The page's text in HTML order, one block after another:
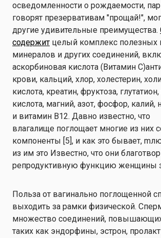
осведомленности о рождаемости,
говорят презервативам "прощай!",
другие удивительные преимущества.
содержит целый комплекс полезных
минералов и других соединений,
аскорбиновая кислота (Витамин C)
крови, кальций, хлор, холестерин,
кислота, креатин, фруктоза,
кислота, магний, азот, фосфор, калий,
и витамин B12. Давно известно, что
влагалище поглощает многие из них
компоненты [5], и как это бывает, m
из им это Известно, что они
репродуктивную функцию женщины
Польза от вагинально поглощенной
выходить за рамки физической.
множество соединений,
таких как эндорфины, эстрон,